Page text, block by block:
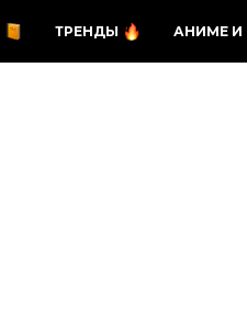
ТРЕНДЫ АНИМЕ И